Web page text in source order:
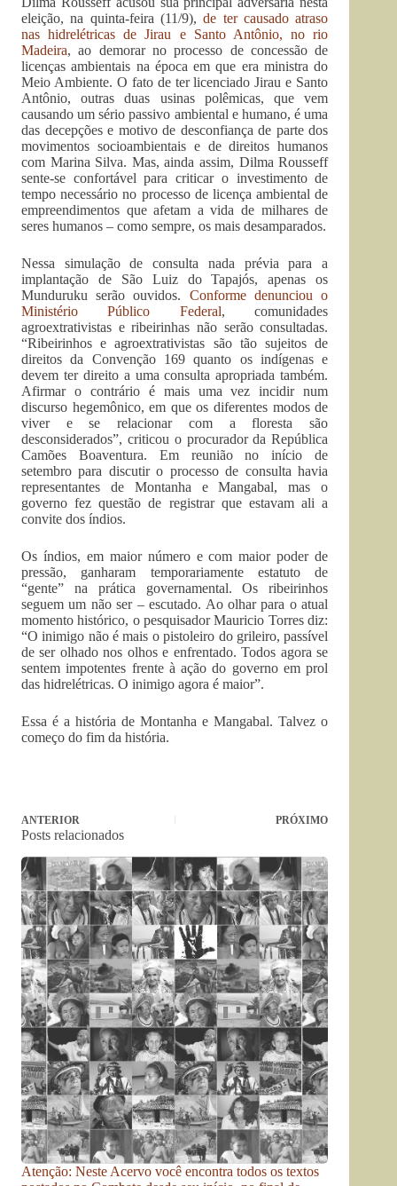
eleição, na quinta-feira (11/9),de ter causado atraso
nas hidrelétricas de Jirau e Santo Antônio, no rio
Madeira, ao demorar no processo de concessão de
licenças ambientais na época em que era ministra do
Meio Ambiente. O fato de ter licenciado Jirau e Santo
Antônio, outras duas usinas polêmicas, que vem
causando um sério passivo ambiental e humano, é uma
das decepções e motivo de desconfiança de parte dos
movimentos socioambientais e de direitos humanos
com Marina Silva. Mas, ainda assim, Dilma Rousseff
sente-se confortável para criticar o investimento de
tempo necessário no processo de licença ambiental de
empreendimentos que afetam a vida de milhares de
seres humanos – como sempre, os mais desamparados.
Nessa simulação de consulta nada prévia para a
implantação de São Luiz do Tapajós, apenas os
Munduruku serão ouvidos. Conforme denunciou o
Ministério Público Federal, comunidades
agroextrativistas e ribeirinhas não serão consultadas.
“Ribeirinhos e agroextrativistas são tão sujeitos de
direitos da Convenção 169 quanto os indígenas e
devem ter direito a uma consulta apropriada também.
Afirmar o contrário é mais uma vez incidir num
discurso hegemônico, em que os diferentes modos de
viver e se relacionar com a floresta são
desconsiderados”, criticou o procurador da República
Camões Boaventura. Em reunião no início de
setembro para discutir o processo de consulta havia
representantes de Montanha e Mangabal, mas o
governo fez questão de registrar que estavam ali a
convite dos índios.
Os índios, em maior número e com maior poder de
pressão, ganharam temporariamente estatuto de
“gente” na prática governamental. Os ribeirinhos
seguem um não ser – escutado. Ao olhar para o atual
momento histórico, o pesquisador Mauricio Torres diz:
“O inimigo não é mais o pistoleiro do grileiro, passível
de ser olhado nos olhos e enfrentado. Todos agora se
sentem impotentes frente à ação do governo em prol
das hidrelétricas. O inimigo agora é maior”.
Essa é a história de Montanha e Mangabal. Talvez o
começo do fim da história.
ANTERIOR PRÓXIMO
Posts relacionados
Atenção: Neste Acervo você encontra todos os textos